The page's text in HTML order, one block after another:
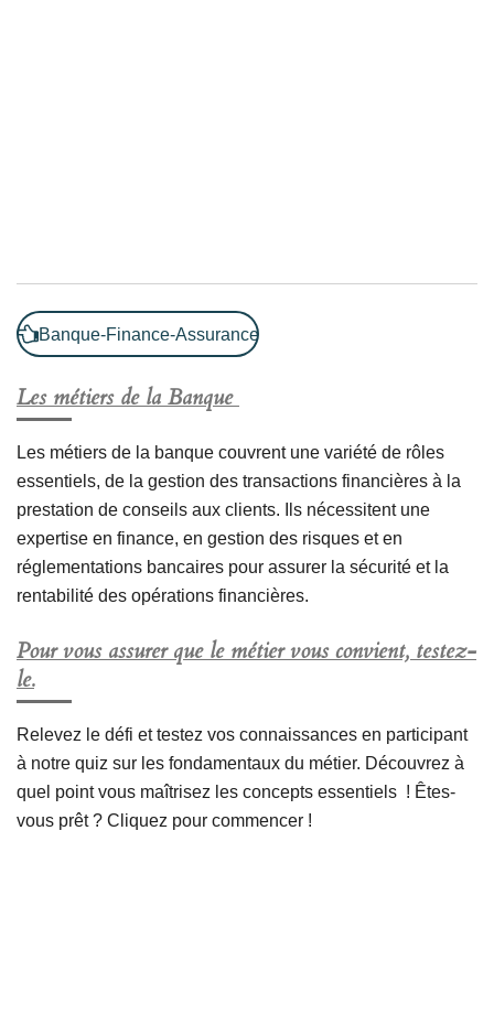
Banque-Finance-Assurance
Les métiers de la Banque
Les métiers de la banque couvrent une variété de rôles
essentiels, de la gestion des transactions financières à la
prestation de conseils aux clients. Ils nécessitent une
expertise en finance, en gestion des risques et en
réglementations bancaires pour assurer la sécurité et la
rentabilité des opérations financières.
Pour vous assurer que le métier vous convient, testez-
le.
Relevez le défi et testez vos connaissances en participant
à notre quiz sur les fondamentaux du métier. Découvrez à
quel point vous maîtrisez les concepts essentiels ! Êtes-
vous prêt ? Cliquez pour commencer !